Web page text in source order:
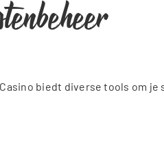
biedt diverse tools om